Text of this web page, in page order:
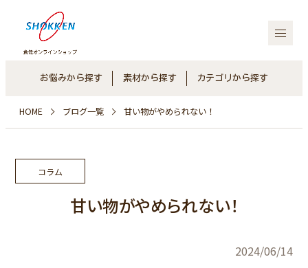
お悩みから探す 素材から探す カテゴリから探す
HOME ブログ一覧 甘い物がやめられない！
コラム
甘い物がやめられない！
2024/06/14